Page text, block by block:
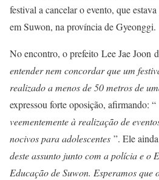
festival a cancelar o evento, que
em Suwon, na província de Gyeonggi.
No encontro, o prefeito Lee Jae Joon
entender nem concordar que um
realizado a menos de 50 metros de
expressou forte oposição, afirmando: “
veementemente à realização de
nocivos para adolescentes ”. Ele
deste assunto junto com a polícia e o
Educação de Suwon. Esperamos que